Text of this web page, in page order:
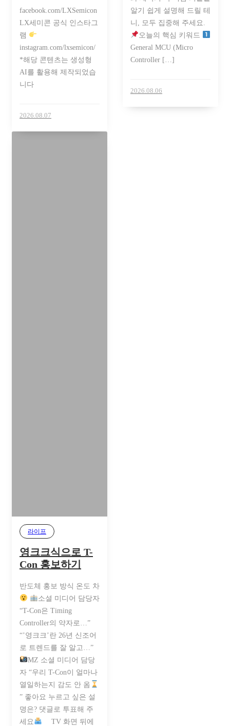
facebook.com/LXSemicon
LX세미콘 공식 인스타그
램
instagram.com/lxsemicon/
*해당 콘텐츠는 생성형
AI를 활용해 제작되었습
니다
2026.08.07
알기 쉽게 설명해 드릴 테
니, 모두 집중해 주세요.
오늘의 핵심 키워드
General MCU (Micro
Controller […]
2026.08.06
라이프
영크크식으로 T-
Con 홍보하기
반도체 홍보 방식 온도 차
소셜 미디어 담당자
“T-Con은 Timing
Controller의 약자로…”
“’영크크’란 26년 신조어
로 트렌드를 잘 알고…”
MZ 소셜 미디어 담당
자 “우리 T-Con이 얼마나
열일하는지 감도 안 옴
” 좋아요 누르고 싶은 설
명은? 댓글로 투표해 주
세요
⠀ TV 화면 뒤에